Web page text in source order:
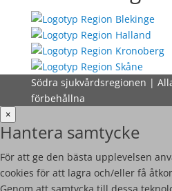
Södra sjukvårdsregionen |
förbehållna
×
Hantera samtycke
För att ge den bästa upplevelsen
cookies för att lagra och/eller få